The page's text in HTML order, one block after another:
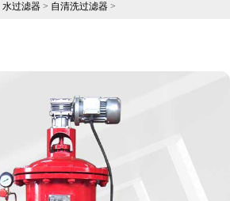
水过滤器 > 自清洗过滤器 >